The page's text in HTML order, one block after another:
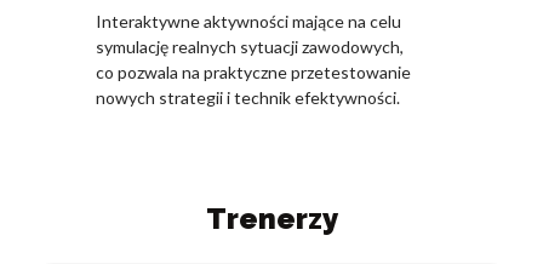
Interaktywne aktywności mające na celu
symulację realnych sytuacji zawodowych,
co pozwala na praktyczne przetestowanie
nowych strategii i technik efektywności.
Trenerzy